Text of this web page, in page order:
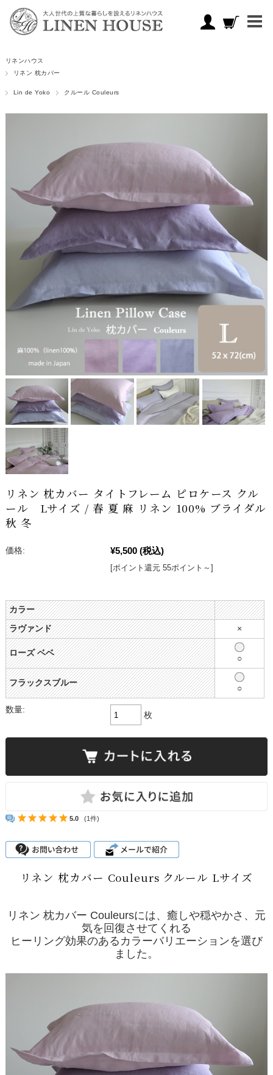
リネンハウス
リネン 枕カバー
Lin de Yoko クルール Couleurs
リネン 枕カバー タイトフレーム ピロケース クル
ール Lサイズ / 春 夏 麻 リネン 100% ブライダル
秋 冬
価格: ¥5,500 (税込)
[ポイント還元 55ポイント～]
カラー
ラヴァンド ×
ローズ ベベ
○
フラックスブルー
○
数量:
枚
5.0 (1件)
リネン 枕カバー Couleurs クルール Lサイズ
リネン 枕カバー Couleursには、癒しや穏やかさ、元
気を回復させてくれる
ヒーリング効果のあるカラーバリエーションを選び
ました。